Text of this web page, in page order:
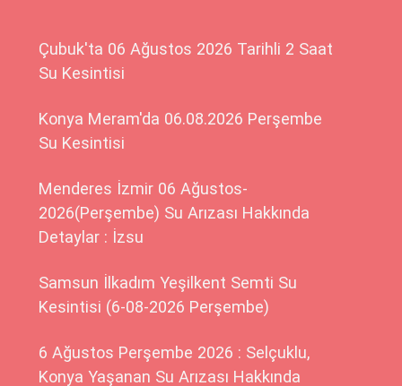
Çubuk'ta 06 Ağustos 2026 Tarihli 2 Saat
Su Kesintisi
Konya Meram'da 06.08.2026 Perşembe
Su Kesintisi
Menderes İzmir 06 Ağustos-
2026(Perşembe) Su Arızası Hakkında
Detaylar : İzsu
Samsun İlkadım Yeşilkent Semti Su
Kesintisi (6-08-2026 Perşembe)
6 Ağustos Perşembe 2026 : Selçuklu,
Konya Yaşanan Su Arızası Hakkında